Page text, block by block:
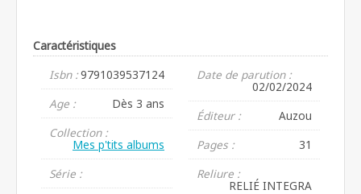
Caractéristiques
Isbn :9791039537124
Age :
Dès 3 ans
Collection :
Mes p'tits albums
Série :
Date de parution :
02/02/2024
Éditeur :
Auzou
Pages :
31
Reliure :
RELIÉ INTEGRA